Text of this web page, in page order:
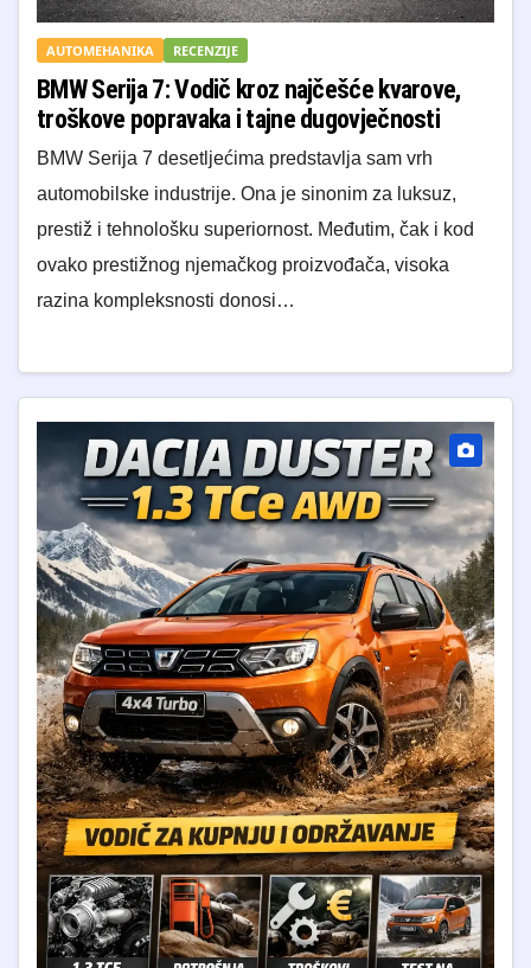
AUTOMEHANIKA RECENZIJE
BMW Serija 7: Vodič kroz najčešće kvarove,
troškove popravaka i tajne dugovječnosti
BMW Serija 7 desetljećima predstavlja sam vrh
automobilske industrije. Ona je sinonim za luksuz,
prestiž i tehnološku superiornost. Međutim, čak i kod
ovako prestižnog njemačkog proizvođača, visoka
razina kompleksnosti donosi…